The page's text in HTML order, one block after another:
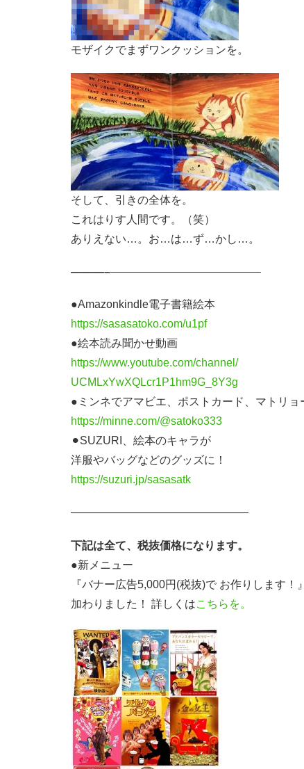
モザイクでまずワンクッションを。
そして、引きの全体を。
これはりす人間です。（笑）
ありえない…。お…は…ず…かし…。
———–—————————————–
●Amazonkindle電子書籍絵本
https://sasasatoko.com/u1pf
●絵本読み聞かせ動画
https://www.youtube.com/channel/
UCMLxYwXQLcr1P1hm9G_8Y3g
●ミンネでアマビエ、ポストカード、マトリ
https://minne.com/@satoko333
⚫︎SUZURI、絵本のキャラが
洋服やバッグなどのグッズに！
https://suzuri.jp/sasasatk
————————————————
下記は全て、税抜価格になります。
●新メニュー
『バナー広告5,000円(税抜)で お作りします！
加わりました！ 詳しくはこちらを。